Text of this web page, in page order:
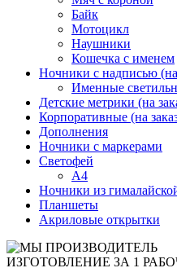
Байк
Мотоцикл
Наушники
Кошечка с именем
Ночники с надписью (на
Именные
Детские метрики (на
Корпоративные (на
Дополнения
Ночники с маркерами
Светофей
А4
Ночники из
Планшеты
Акриловые открытки
ИЗГОТОВЛЕНИЕ ЗА 1